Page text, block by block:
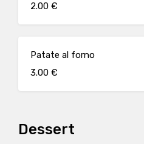
2.00 €
Patate al forno
3.00 €
Dessert